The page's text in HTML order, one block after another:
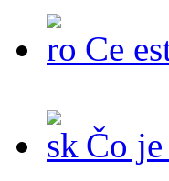
Ce
Čo je